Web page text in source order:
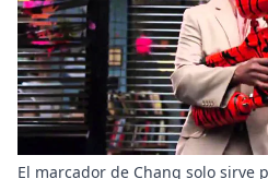
El marcador de Chang solo sirve